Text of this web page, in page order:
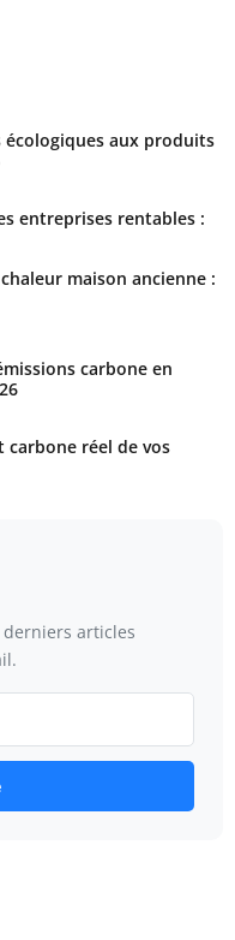
écologiques aux produits
entreprises rentables :
maison ancienne :
carbone en
carbone réel de vos
articles